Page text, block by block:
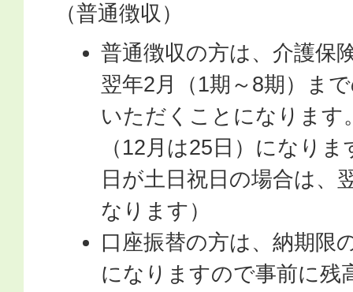
（普通徴収）
普通徴収の方は、介護保
翌年2月（1期～8期）ま
いただくことになります
（12月は25日）になり
日が土日祝日の場合は、
なります）
口座振替の方は、納期限
になりますので事前に残